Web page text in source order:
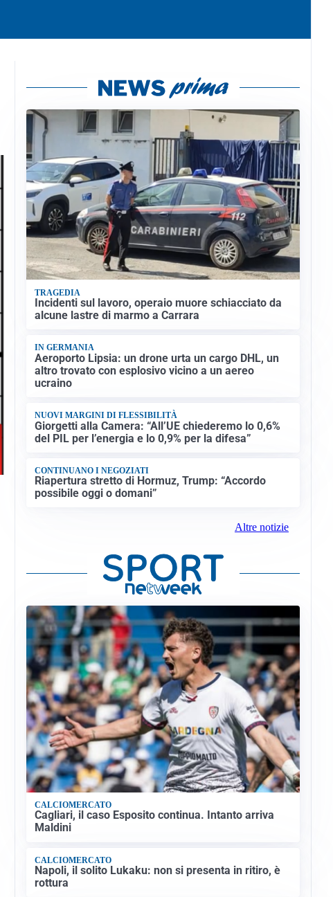
TRAGEDIA
Incidenti sul lavoro, operaio muore schiacciato da
alcune lastre di marmo a Carrara
IN GERMANIA
Aeroporto Lipsia: un drone urta un cargo DHL, un
altro trovato con esplosivo vicino a un aereo
ucraino
NUOVI MARGINI DI FLESSIBILITÀ
Giorgetti alla Camera: “All’UE chiederemo lo 0,6%
del PIL per l’energia e lo 0,9% per la difesa”
CONTINUANO I NEGOZIATI
Riapertura stretto di Hormuz, Trump: “Accordo
possibile oggi o domani”
Altre notizie
CALCIOMERCATO
Cagliari, il caso Esposito continua. Intanto arriva
Maldini
CALCIOMERCATO
Napoli, il solito Lukaku: non si presenta in ritiro, è
rottura